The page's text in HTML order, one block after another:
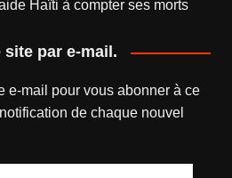
Haïti à compter ses morts
par e-mail.
e-mail pour vous abonner à ce
de chaque nouvel